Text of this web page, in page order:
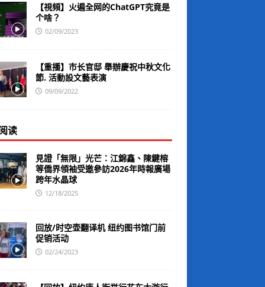
【視頻】火遍全网的ChatGPT究竟是
个啥？
02/09/2023
【重播】市长官邸 舉辦慶祝中秋文化
節. 活動設文藝表演
09/09/2022
读
見證「無限」光芒：江錦鑫、陳鍵榕
等僑界領袖受邀參訪2026年時報廣場
跨年水晶球
12/18/2025
回放/时空壶翻译机 纽约图书馆门前
促销活动
02/24/2023